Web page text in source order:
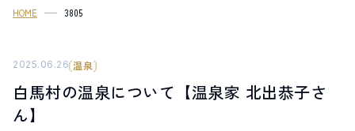
スキー場
HOT SPRING
温泉
HOME 3805
2025.06.26 温泉
白馬村の温泉について【温泉家 北出恭子さ
ん】